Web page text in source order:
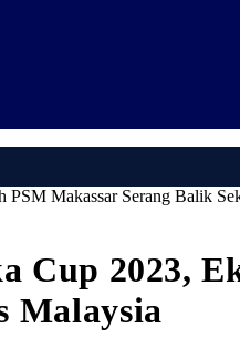
PSM Makassar Serang Balik
Cup 2023,
Malaysia